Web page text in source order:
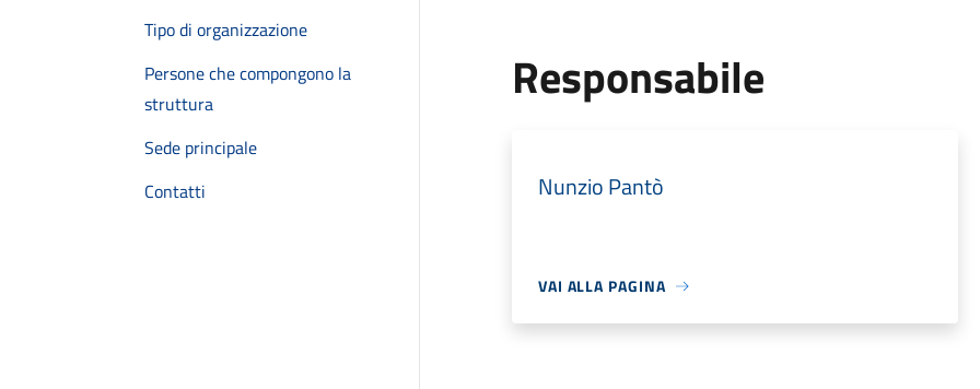
Tipo di organizzazione
Persone che compongono la
struttura
Sede principale
Contatti
Responsabile
Nunzio Pantò
VAI ALLA PAGINA